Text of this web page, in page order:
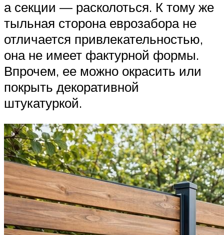
а секции — расколоться. К тому же
тыльная сторона еврозабора не
отличается привлекательностью,
она не имеет фактурной формы.
Впрочем, ее можно окрасить или
покрыть декоративной
штукатуркой.